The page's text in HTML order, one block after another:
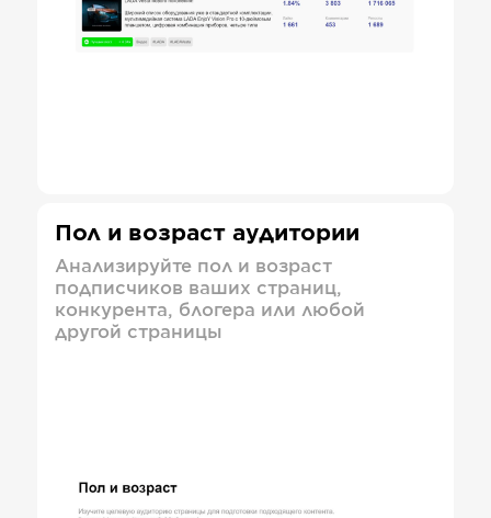
Пол и возраст аудитории
Анализируйте пол и возраст
подписчиков ваших страниц,
конкурента, блогера или любой
другой страницы